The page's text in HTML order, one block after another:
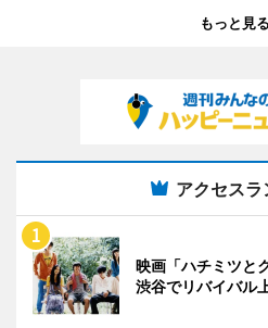
もっと見る
アクセス
映画「ハチミツと
渋谷でリバイバル